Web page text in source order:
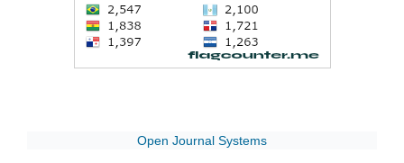
Open Journal Systems